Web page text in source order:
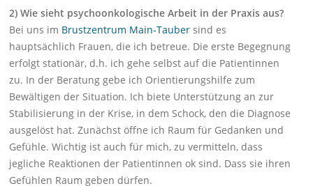
2) Wie sieht psychoonkologische Arbeit in der Praxis aus?
Bei uns im Brustzentrum Main-Tauber sind es
hauptsächlich Frauen, die ich betreue. Die erste Begegnung
erfolgt stationär, d.h. ich gehe selbst auf die Patientinnen
zu. In der Beratung gebe ich Orientierungshilfe zum
Bewältigen der Situation. Ich biete Unterstützung an zur
Stabilisierung in der Krise, in dem Schock, den die Diagnose
ausgelöst hat. Zunächst öffne ich Raum für Gedanken und
Gefühle. Wichtig ist auch für mich, zu vermitteln, dass
jegliche Reaktionen der Patientinnen ok sind. Dass sie ihren
Gefühlen Raum geben dürfen.